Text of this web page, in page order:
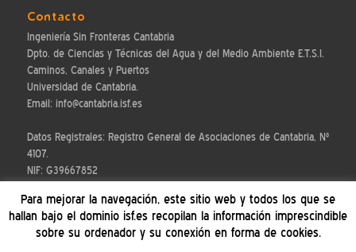
Contacto
Ingeniería Sin Fronteras Cantabria
Dpto. de Ciencias y Técnicas del Agua y del Medio Ambiente E.T.S.I.
Caminos, Canales y Puertos
Universidad de Cantabria.
Email: info@cantabria.isf.es
Datos Registrales: Registro General de Asociaciones de Cantabria, Nº
4107.
NIF: G39667852
Para mejorar la navegación, este sitio web y todos los que se
hallan bajo el dominio isf.es recopilan la información imprescindible
sobre su ordenador y su conexión en forma de cookies.